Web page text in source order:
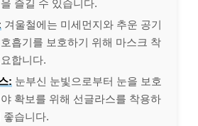
즐길 수 있습니다.
겨울철에는 미세먼지와 추운 공기
흡기를 보호하기 위해 마스크 착
합니다.
: 눈부신 눈빛으로부터 눈을 보호
확보를 위해 선글라스를 착용하
좋습니다.